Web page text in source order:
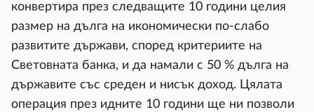
конвертира през следващите 10 години целия
размер на дълга на икономически по-слабо
развитите държави, според критериите на
Световната банка, и да намали с 50 % дълга на
държавите със среден и нисък доход. Цялата
операция през идните 10 години ще ни позволи